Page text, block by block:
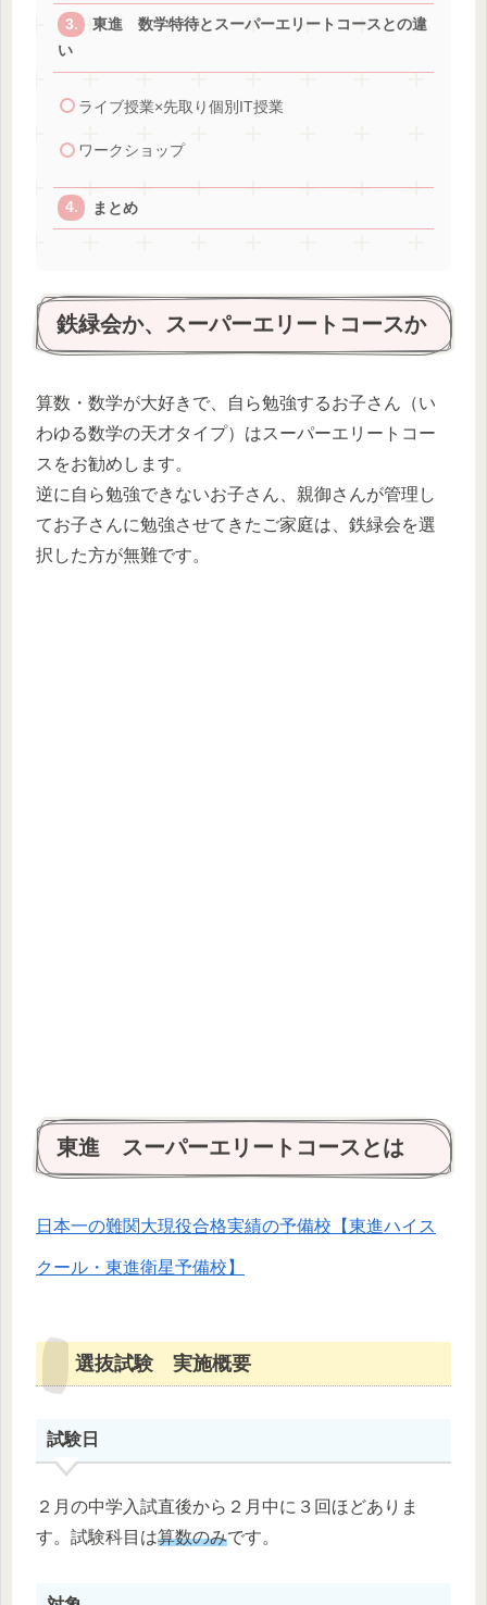
東進 数学特待とスーパーエリートコースとの違
い
ライブ授業×先取り個別IT授業
ワークショップ
まとめ
鉄緑会か、スーパーエリートコースか
算数・数学が大好きで、自ら勉強するお子さん（い
わゆる数学の天才タイプ）はスーパーエリートコー
スをお勧めします。
逆に自ら勉強できないお子さん、親御さんが管理し
てお子さんに勉強させてきたご家庭は、鉄緑会を選
択した方が無難です。
東進 スーパーエリートコースとは
日本一の難関大現役合格実績の予備校【東進ハイス
クール・東進衛星予備校】
選抜試験 実施概要
試験日
２月の中学入試直後から２月中に３回ほどありま
す。試験科目は算数のみです。